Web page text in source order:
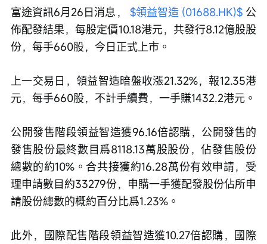
富途資訊6月26日消息， $領益智造 (01688.HK)$ 公
佈配發結果，每股定價10.18港元，共發行8.12億股股
份，每手660股，今日正式上市。
上一交易日，領益智造暗盤收漲21.32%，報12.35港
元，每手660股，不計手續費，一手賺1432.2港元。
公開發售階段領益智造獲96.16倍認購，公開發售的
發售股份最終數目爲8118.13萬股股份，佔發售股份
總數的約10%。合共接獲約16.28萬份有效申請，受
理申請數目約33279份，申購一手獲配發股份佔所申
請股份總數的概約百分比爲1.23%。
此外，國際配售階段領益智造獲10.27倍認購，國際